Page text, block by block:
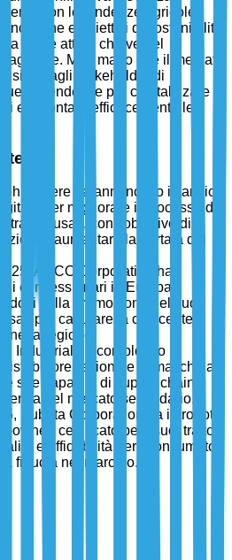
con le tendenze agricole
e obiettivi di sostenibilità
come attore chiave nel
agricole. Man mano che il mercato
agli stakeholder di
tendenze per capitalizzare
e affrontare efficacemente le
Deere ha annunciato il lancio
per migliorare il processo di
trattori usati, con l'obiettivo di
e aumentare la portata del
AGCO Corporation ha
di concessionari in Europa
sulla promozione del suo
usati per catturare la crescente
nella regione.
Industrial ha completato
regionale di macchinari
le sue capacità di supply chain e
nel mercato secondario.
Kubota Corporation ha introdotto
owned certificato per i suoi trattori
e affidabilità per i consumatori
fiducia nel marchio.